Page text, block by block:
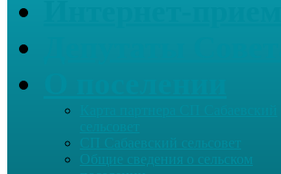
Общие сведения о сельском